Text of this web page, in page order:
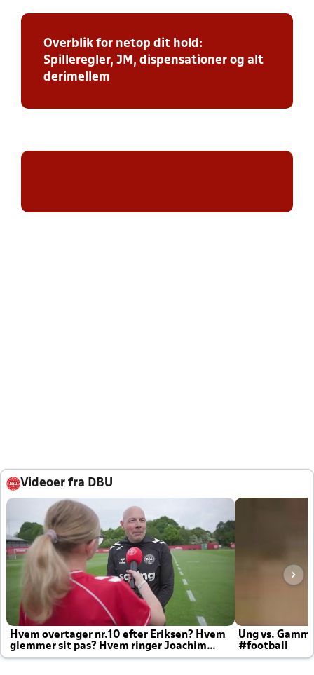
Overblik for netop dit hold:
Spilleregler, JM, dispensationer og alt
derimellem
Videoer fra DBU
Hvem overtager nr.10 efter Eriksen? Hvem
glemmer sit pas? Hvem ringer Joachim
altid til efter kampe?
Ung vs.
#football